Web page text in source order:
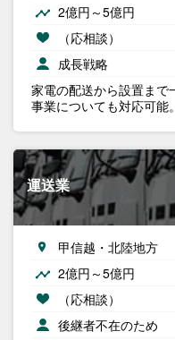
2億円～5億円
（応相談）
成長戦略
家電の配送から設置まで
事業についても対応可能。
運送業
甲信越・北陸地方
2億円～5億円
（応相談）
後継者不在のため